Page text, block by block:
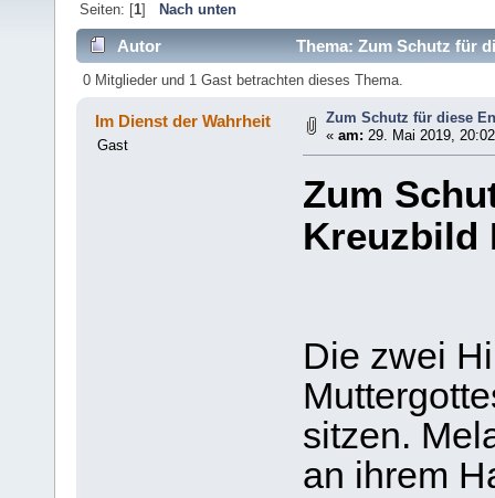
Seiten: [1] Nach unten
Autor Thema: Zum Schutz für
0 Mitglieder und 1 Gast betrachten dieses Thema.
Im Dienst der Wahrheit
Gast
Zum Schutz für diese
«am: 29. Mai 2019,
Zum
Kreuzbild
Die zwei
sitzen.
an ihrem